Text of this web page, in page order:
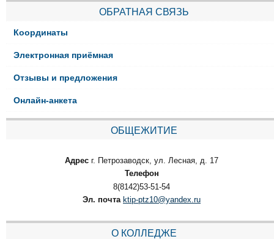
ОБРАТНАЯ СВЯЗЬ
Координаты
Электронная приёмная
Отзывы и предложения
Онлайн-анкета
ОБЩЕЖИТИЕ
Адрес г. Петрозаводск, ул. Лесная, д. 17
Телефон
8(8142)53-51-54
Эл. почта ktip-ptz10@yandex.ru
О КОЛЛЕДЖЕ